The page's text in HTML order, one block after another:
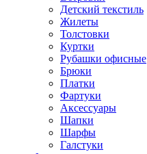
Детский текстиль
Жилеты
Толстовки
Куртки
Рубашки офисные
Брюки
Платки
Фартуки
Аксессуары
Шапки
Шарфы
Галстуки